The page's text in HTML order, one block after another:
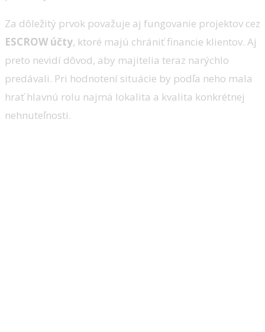
Za dôležitý prvok považuje aj fungovanie projektov cez
ESCROW účty, ktoré majú chrániť financie klientov. Aj
preto nevidí dôvod, aby majitelia teraz narýchlo
predávali. Pri hodnotení situácie by podľa neho mala
hrať hlavnú rolu najmä lokalita a kvalita konkrétnej
nehnuteľnosti.